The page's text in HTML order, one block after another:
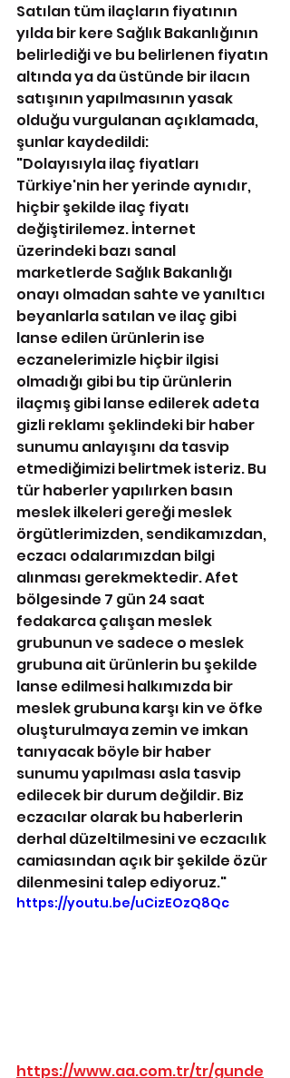
Satılan tüm ilaçların fiyatının
yılda bir kere Sağlık Bakanlığının
belirlediği ve bu belirlenen fiyatın
altında ya da üstünde bir ilacın
satışının yapılmasının yasak
olduğu vurgulanan açıklamada,
şunlar kaydedildi:
"Dolayısıyla ilaç fiyatları
Türkiye'nin her yerinde aynıdır,
hiçbir şekilde ilaç fiyatı
değiştirilemez. İnternet
üzerindeki bazı sanal
marketlerde Sağlık Bakanlığı
onayı olmadan sahte ve yanıltıcı
beyanlarla satılan ve ilaç gibi
lanse edilen ürünlerin ise
eczanelerimizle hiçbir ilgisi
olmadığı gibi bu tip ürünlerin
ilaçmış gibi lanse edilerek adeta
gizli reklamı şeklindeki bir haber
sunumu anlayışını da tasvip
etmediğimizi belirtmek isteriz. Bu
tür haberler yapılırken basın
meslek ilkeleri gereği meslek
örgütlerimizden, sendikamızdan,
eczacı odalarımızdan bilgi
alınması gerekmektedir. Afet
bölgesinde 7 gün 24 saat
fedakarca çalışan meslek
grubunun ve sadece o meslek
grubuna ait ürünlerin bu şekilde
lanse edilmesi halkımızda bir
meslek grubuna karşı kin ve öfke
oluşturulmaya zemin ve imkan
tanıyacak böyle bir haber
sunumu yapılması asla tasvip
edilecek bir durum değildir. Biz
eczacılar olarak bu haberlerin
derhal düzeltilmesini ve eczacılık
camiasından açık bir şekilde özür
dilenmesini talep ediyoruz."
https://youtu.be/uCizEOzQ8Qc
https://www.aa.com.tr/tr/gunde